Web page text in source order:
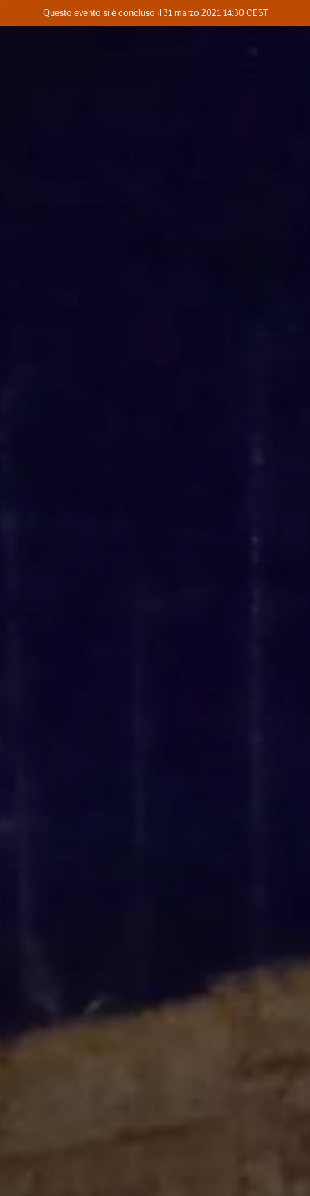
Contatta l'organizzatore
Questo evento si è concluso il 31 marzo 2021 14:30 CEST